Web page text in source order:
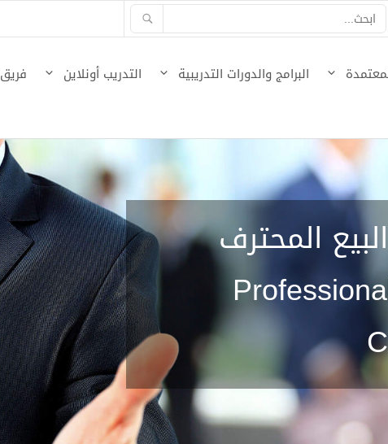
البرامج والدورات التدريبية التدريب أونلاين فريق
المحترف